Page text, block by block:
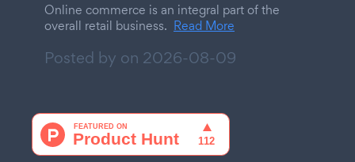
Online commerce is an integral part of the
overall retail business. Read More
Posted by on 2026-08-09